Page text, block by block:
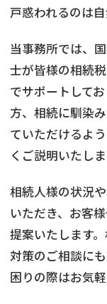
戸惑われるのは自
当事務所では、
士が皆様の相続
でサポートして
方、相続に馴染
ていただけるよ
くご説明いたしま
相続人様の状況
いただき、お客
提案いたします
対策のご相談に
困りの際はお気